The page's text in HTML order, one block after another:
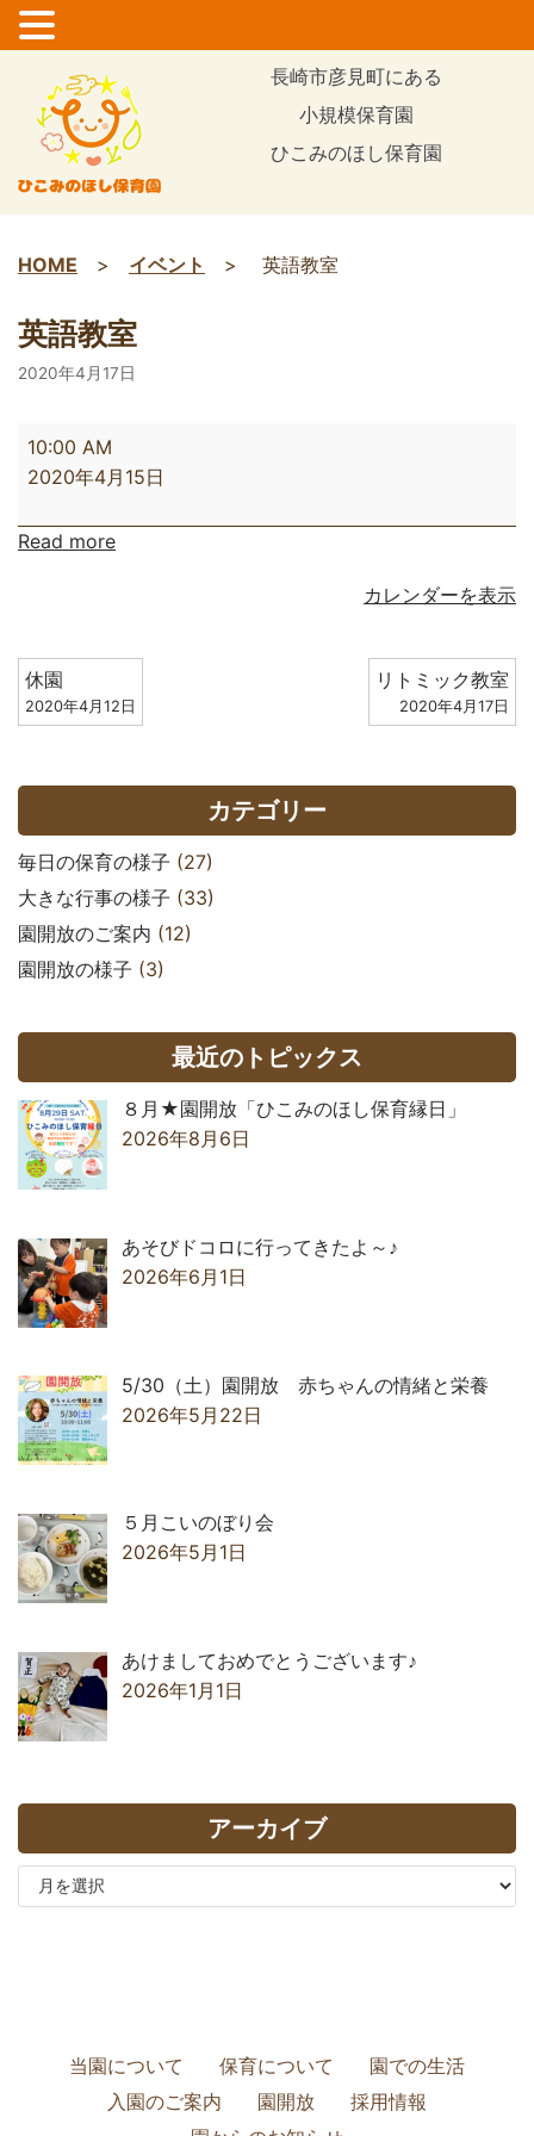
ン
テ
ツ
ス
ッ
プ
長崎市彦見町にある
小規模保育園
ひこみのほし保育園
HOME > イベント > 英語教室
英語教室
2020年4月17日
10:00 AM
2020年4月15日
Read more
カレンダーを表示
休園
2020年4月12日
リトミック教室
2020年4月17日
カテゴリー
毎日の保育の様子 (27)
大きな行事の様子 (33)
園開放のご案内 (12)
園開放の様子 (3)
最近のトピックス
８月★園開放「ひこみのほし保育縁日」
2026年8月6日
あそびドコロに行ってきたよ～♪
2026年6月1日
5/30（土）園開放 赤ちゃんの情緒と栄養
2026年5月22日
５月こいのぼり会
2026年5月1日
あけましておめでとうございます♪
2026年1月1日
アーカイブ
当園について 保育について
園での生活
入園のご案内
園開放
採用情報